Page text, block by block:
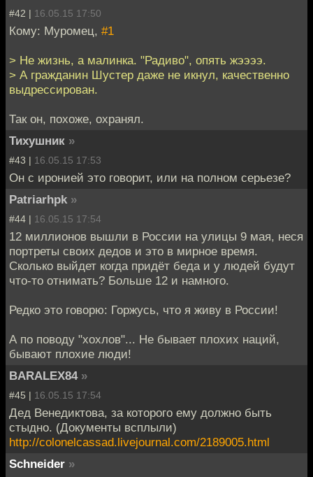
#42 | 16.05.15 17:50
Кому: Муромец, #1
> Не жизнь, а малинка. "Радиво", опять жээээ.
> А гражданин Шустер даже не икнул, качественно
выдрессирован.
Так он, похоже, охранял.
Тиxyшник »
#43 | 16.05.15 17:53
Он с иронией это говорит, или на полном серьезе?
Patriarhpk »
#44 | 16.05.15 17:54
12 миллионов вышли в России на улицы 9 мая, неся
портреты своих дедов и это в мирное время.
Сколько выйдет когда придёт беда и у людей будут
что-то отнимать? Больше 12 и намного.
Редко это говорю: Горжусь, что я живу в России!
А по поводу "хохлов"... Не бывает плохих наций,
бывают плохие люди!
BARALEX84 »
#45 | 16.05.15 17:54
Дед Венедиктова, за которого ему должно быть
стыдно. (Документы всплыли)
http://colonelcassad.livejournal.com/2189005.html
Schneider »